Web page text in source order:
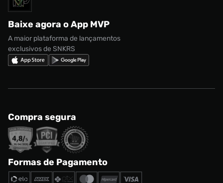
Marcas
Nike Shox
Regulamento CRM/ CASHBACK
Regulamento Cupom
Baixe agora o App MVP
A maior plataforma de lançamentos
exclusivos de SNKRS
Compra segura
Formas de Pagamento